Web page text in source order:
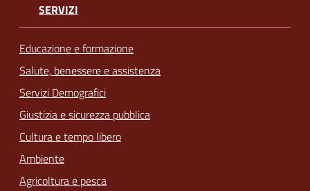
SERVIZI
Educazione e formazione
Salute, benessere e assistenza
Servizi Demografici
Giustizia e sicurezza pubblica
Cultura e tempo libero
Ambiente
Agricoltura e pesca